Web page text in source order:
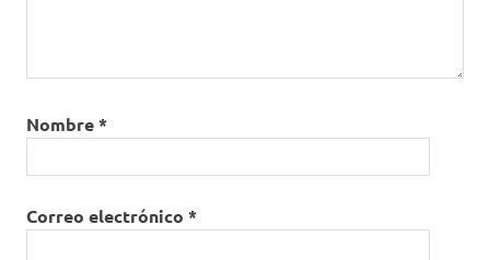
Nombre*
Correo electrónico *